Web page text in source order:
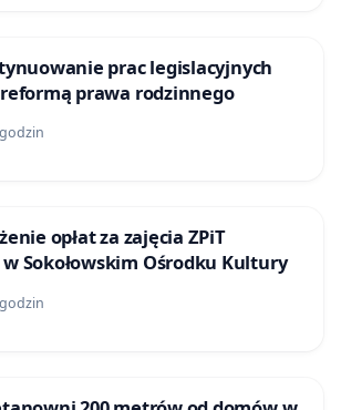
prac legislacyjnych
prawa rodzinnego
opłat za zajęcia ZPiT
Sokołowskim Ośrodku Kultury